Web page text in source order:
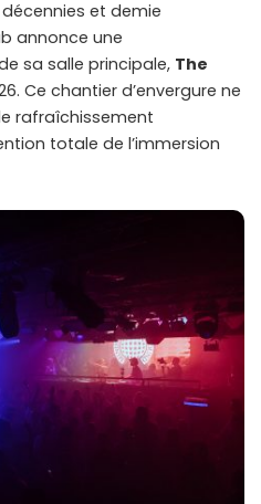
et demie
annonce une
sa salle principale, The
Ce chantier d’envergure ne
rafraîchissement
totale de l’immersion